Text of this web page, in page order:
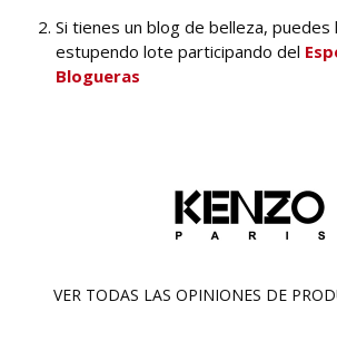
Si tienes un blog de belleza,
estupendo lote participando del
Blogueras
VER TODAS LAS OPINIONES DE